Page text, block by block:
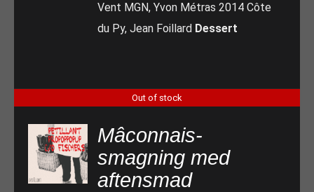
Vent MGN, Yvon Métras 2014 Côte
du Py, Jean Foillard Dessert
Out of stock
Mâconnais-
smagning med
aftensmad